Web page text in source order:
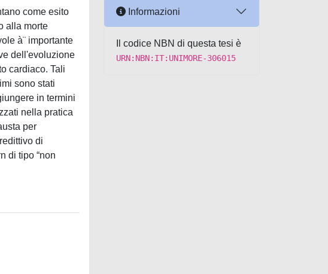
come esito
alla morte
à¨ importante
dell'evoluzione
cardiaco. Tali
sono stati
in termini
nella pratica
per
di
di tipo “non
Informazioni
Il codice NBN di questa tesi è
URN:NBN:IT:UNIMORE-306015